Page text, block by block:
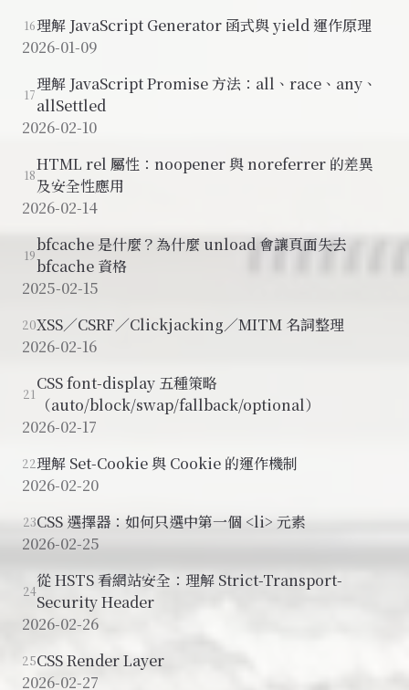
16理解 JavaScript Generator 函式與 yield 運作原理
2026-01-09
17
理解 JavaScript Promise 方法：all、race、any、
allSettled
2026-02-10
18
HTML rel 屬性：noopener 與 noreferrer 的差異
及安全性應用
2026-02-14
19
bfcache 是什麼？為什麼 unload 會讓頁面失去
bfcache 資格
2025-02-15
20XSS／CSRF／Clickjacking／MITM 名詞整理
2026-02-16
21
CSS font-display 五種策略
（auto/block/swap/fallback/optional）
2026-02-17
22理解 Set-Cookie 與 Cookie 的運作機制
2026-02-20
23CSS 選擇器：如何只選中第一個 <li> 元素
2026-02-25
24
從 HSTS 看網站安全：理解 Strict-Transport-
Security Header
2026-02-26
25CSS Render Layer
2026-02-27